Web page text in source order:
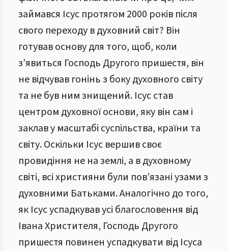
займався Ісус протягом 2000 років після
свого переходу в духовний світ? Він
готував основу для того, щоб, коли
з’явиться Господь Другого пришестя, він
не відчував гонінь з боку духовного світу
та не був ним знищений. Ісус став
центром духовної основи, яку він сам і
заклав у масштабі суспільства, країни та
світу. Оскільки Ісус вершив своє
провидіння не на землі, а в духовному
світі, всі християни були пов’язані узами з
духовними Батьками. Аналогічно до того,
як Ісус успадкував усі благословення від
Івана Христителя, Господь Другого
пришестя повинен успадкувати від Ісуса